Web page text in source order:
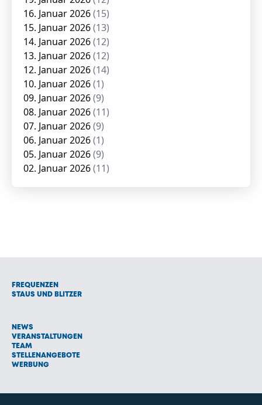
16. Januar 2026(15)
15. Januar 2026(13)
14. Januar 2026(12)
13. Januar 2026(12)
12. Januar 2026(14)
10. Januar 2026(1)
09. Januar 2026(9)
08. Januar 2026(11)
07. Januar 2026(9)
06. Januar 2026(1)
05. Januar 2026(9)
02. Januar 2026(11)
FREQUENZEN
STAUS UND BLITZER
NEWS
VERANSTALTUNGEN
TEAM
STELLENANGEBOTE
WERBUNG